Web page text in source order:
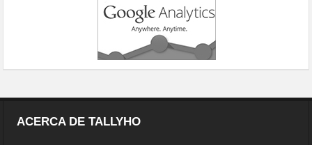
ACERCA DE TALLYHO